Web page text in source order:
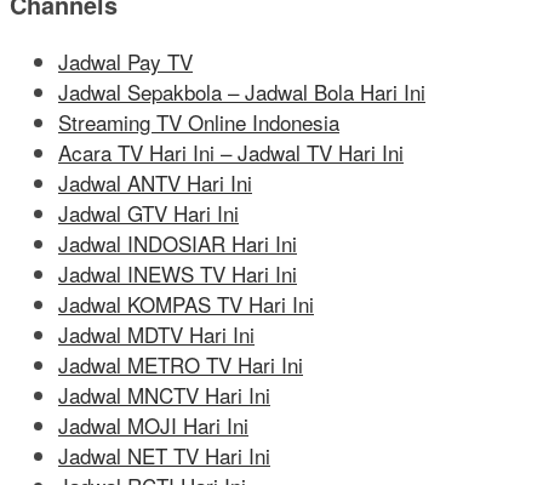
Jadwal Pay TV
Jadwal Sepakbola – Jadwal Bola Hari Ini
Streaming TV Online Indonesia
Acara TV Hari Ini – Jadwal TV Hari Ini
Jadwal ANTV Hari Ini
Jadwal GTV Hari Ini
Jadwal INDOSIAR Hari Ini
Jadwal INEWS TV Hari Ini
Jadwal KOMPAS TV Hari Ini
Jadwal MDTV Hari Ini
Jadwal METRO TV Hari Ini
Jadwal MNCTV Hari Ini
Jadwal MOJI Hari Ini
Jadwal NET TV Hari Ini